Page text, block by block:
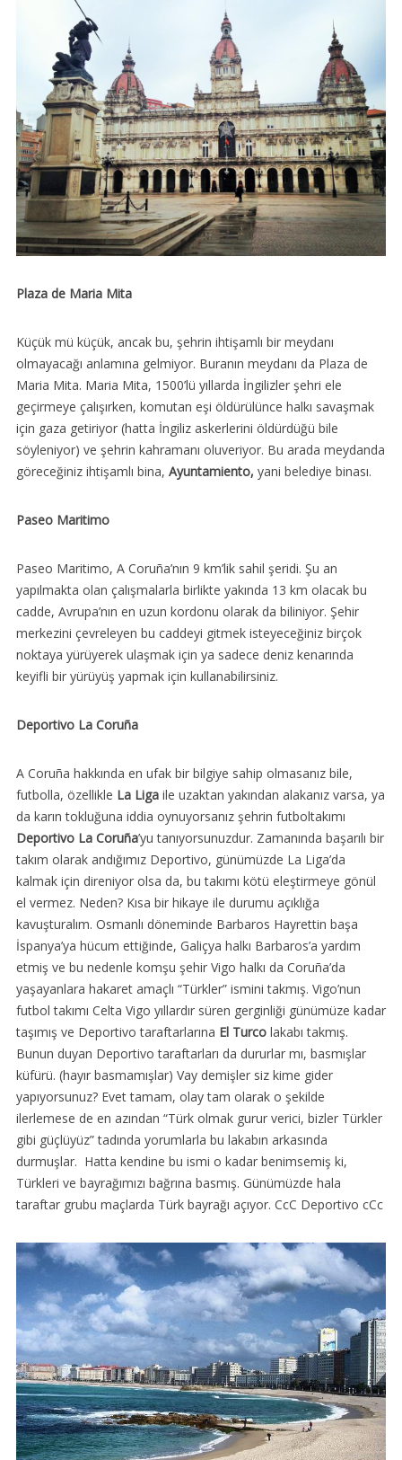
Plaza de Maria Mita
Küçük mü küçük, ancak bu, şehrin ihtişamlı bir meydanı
olmayacağı anlamına gelmiyor. Buranın meydanı da Plaza de
Maria Mita. Maria Mita, 1500’lü yıllarda İngilizler şehri ele
geçirmeye çalışırken, komutan eşi öldürülünce halkı savaşmak
için gaza getiriyor (hatta İngiliz askerlerini öldürdüğü bile
söyleniyor) ve şehrin kahramanı oluveriyor. Bu arada meydanda
göreceğiniz ihtişamlı bina, Ayuntamiento, yani belediye binası.
Paseo Maritimo
Paseo Maritimo, A Coruña’nın 9 km’lik sahil şeridi. Şu an
yapılmakta olan çalışmalarla birlikte yakında 13 km olacak bu
cadde, Avrupa’nın en uzun kordonu olarak da biliniyor. Şehir
merkezini çevreleyen bu caddeyi gitmek isteyeceğiniz birçok
noktaya yürüyerek ulaşmak için ya sadece deniz kenarında
keyifli bir yürüyüş yapmak için kullanabilirsiniz.
Deportivo La Coruña
A Coruña hakkında en ufak bir bilgiye sahip olmasanız bile,
futbolla, özellikle La Ligaile uzaktan yakından alakanız varsa, ya
da karın tokluğuna iddia oynuyorsanız şehrin futboltakımı
Deportivo La Coruña’yu tanıyorsunuzdur. Zamanında başarılı bir
takım olarak andığımız Deportivo, günümüzde La Liga’da
kalmak için direniyor olsa da, bu takımı kötü eleştirmeye gönül
el vermez. Neden? Kısa bir hikaye ile durumu açıklığa
kavuşturalım. Osmanlı döneminde Barbaros Hayrettin başa
İspanya’ya hücum ettiğinde, Galiçya halkı Barbaros’a yardım
etmiş ve bu nedenle komşu şehir Vigo halkı da Coruña’da
yaşayanlara hakaret amaçlı “Türkler” ismini takmış. Vigo’nun
futbol takımı Celta Vigo yıllardır süren gerginliği günümüze kadar
taşımış ve Deportivo taraftarlarına El Turcolakabı takmış.
Bunun duyan Deportivo taraftarları da dururlar mı, basmışlar
küfürü. (hayır basmamışlar) Vay demişler siz kime gider
yapıyorsunuz? Evet tamam, olay tam olarak o şekilde
ilerlemese de en azından “Türk olmak gurur verici, bizler Türkler
gibi güçlüyüz” tadında yorumlarla bu lakabın arkasında
durmuşlar. Hatta kendine bu ismi o kadar benimsemiş ki,
Türkleri ve bayrağımızı bağrına basmış. Günümüzde hala
taraftar grubu maçlarda Türk bayrağı açıyor. CcC Deportivo cCc